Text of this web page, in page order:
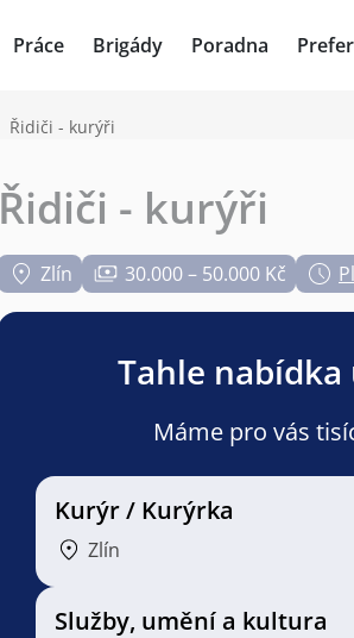
Práce Brigády Poradna
Řidiči - kurýři
Řidiči - kurýři
Zlín 30.000 – 50.000 Kč
Tahle nabídka
Máme pro vás
Kurýr / Kurýrka
Zlín
Služby, umění a kultura